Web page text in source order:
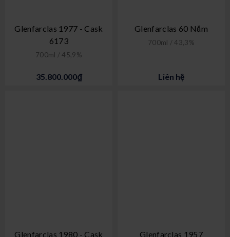
Glenfarclas 1977 - Cask
6173
700ml / 45,9%
35.800.000₫
Glenfarclas 60 Năm
700ml / 43,3%
Liên hệ
Glenfarclas 1980 - Cask
Glenfarclas 1957